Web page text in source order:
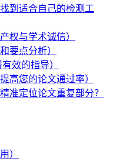
到适合自己的检测工
权与学术诚信）
要点分析）
效的指导）
高您的论文通过率）
准定位论文重复部分？
）